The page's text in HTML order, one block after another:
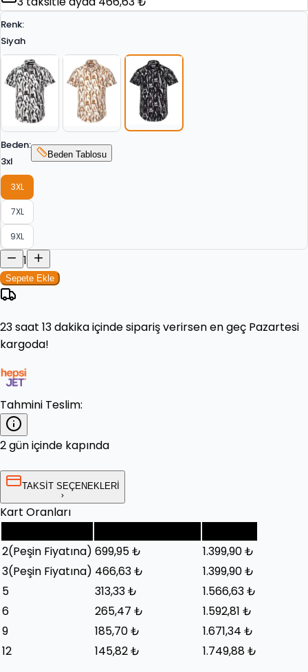
Renk:
Siyah
Beden:
3xl
Beden Tablosu
3XL
7XL
9XL
1
Sepete Ekle
23 saat 13 dakikaiçinde sipariş verirsen en geç Pazartesi
kargoda!
Tahmini Teslim:
2 gün içinde kapında
TAKSİT SEÇENEKLERİ
Kart Oranları
2(Peşin Fiyatına) 699,95 ₺
1.399,90 ₺
3(Peşin Fiyatına) 466,63 ₺
1.399,90 ₺
5
313,33 ₺
1.566,63 ₺
6
265,47 ₺
1.592,81 ₺
9
185,70 ₺
1.671,34 ₺
12
145,82 ₺ 1.749,88 ₺